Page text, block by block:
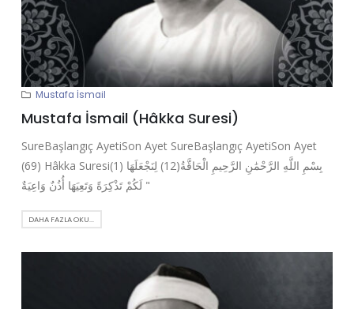
Mustafa İsmail
Mustafa İsmail (Hâkka Suresi)
SureBaşlangıç AyetiSon Ayet SureBaşlangıç AyetiSon Ayet
(69) Hâkka Suresi(1) بِسْمِ اللَّهِ الرَّحْمَٰنِ الرَّحِيمِ الْحَاقَّةُ(12) لِنَجْعَلَهَا
لَكُمْ تَذْكِرَةً وَتَعِيَهَا أُذُنٌ وَاعِيَةٌ "
DAHA FAZLA OKU...